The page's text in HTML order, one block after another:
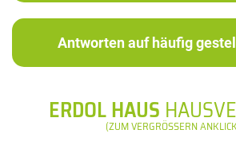
Antworten auf häufig
ERDOL HAUS
(ZUM VERGRÖSSERN